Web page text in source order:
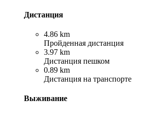
Дистанция
4.86 km
Пройденная дистанция
3.97 km
Дистанция пешком
0.89 km
Дистанция на транспорте
Выживание